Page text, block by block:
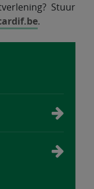
Stuur
.